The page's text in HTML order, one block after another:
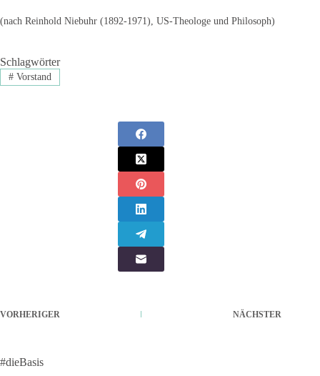
(nach Reinhold Niebuhr (1892-1971), US-Theologe und Philosoph)
Schlagwörter
#Vorstand
VORHERIGER NÄCHSTER
#dieBasis